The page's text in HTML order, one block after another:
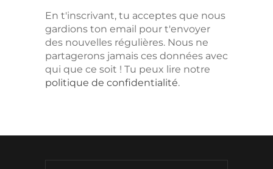
En t'inscrivant, tu acceptes que nous
gardions ton email pour t'envoyer
des nouvelles régulières. Nous ne
partagerons jamais ces données avec
qui que ce soit ! Tu peux lire notre
politique de confidentialité.